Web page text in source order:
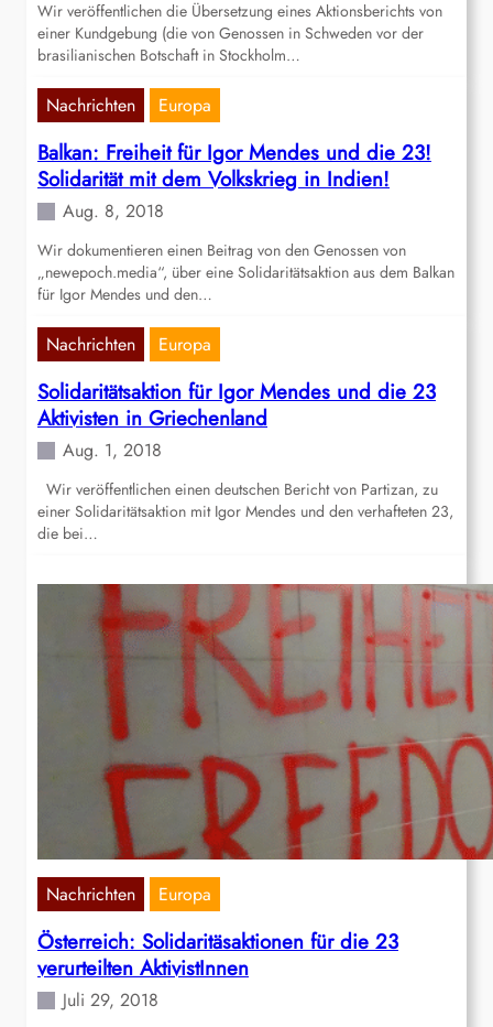
Wir veröffentlichen die Übersetzung eines Aktionsberichts von
einer Kundgebung (die von Genossen in Schweden vor der
brasilianischen Botschaft in Stockholm…
Nachrichten Europa
Balkan: Freiheit für Igor Mendes und die 23!
Solidarität mit dem Volkskrieg in Indien!
Aug. 8, 2018
Wir dokumentieren einen Beitrag von den Genossen von
„newepoch.media“, über eine Solidaritätsaktion aus dem Balkan
für Igor Mendes und den…
Nachrichten Europa
Solidaritätsaktion für Igor Mendes und die 23
Aktivisten in Griechenland
Aug. 1, 2018
Wir veröffentlichen einen deutschen Bericht von Partizan, zu
einer Solidaritätsaktion mit Igor Mendes und den verhafteten 23,
die bei…
Nachrichten Europa
Österreich: Solidaritäsaktionen für die 23
verurteilten AktivistInnen
Juli 29, 2018